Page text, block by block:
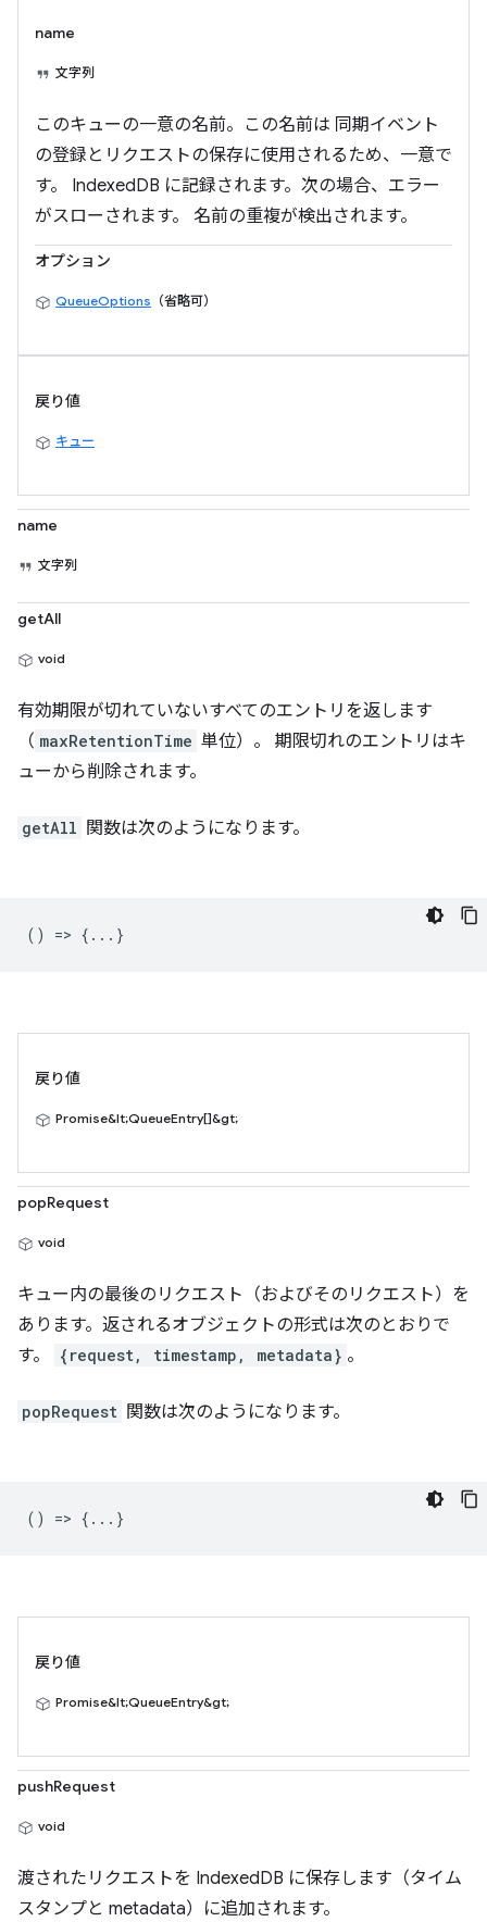
name
文字列
このキューの一意の名前。この名前は 同期イベント
の登録とリクエストの保存に使用されるため、一意で
す。 IndexedDB に記録されます。次の場合、エラー
がスローされます。 名前の重複が検出されます。
オプション
QueueOptions （省略可）
戻り値
キュー
name
文字列
getAll
void
有効期限が切れていないすべてのエントリを返します
（ maxRetentionTime 単位）。 期限切れのエントリはキ
ューから削除されます。
getAll 関数は次のようになります。
() => {...}
戻り値
Promise&lt;QueueEntry[]&gt;
popRequest
void
キュー内の最後のリクエスト（およびそのリクエスト）を
あります。返されるオブジェクトの形式は次のとおりで
す。
{request, timestamp, metadata} 。
popRequest 関数は次のようになります。
() => {...}
戻り値
Promise&lt;QueueEntry&gt;
pushRequest
void
渡されたリクエストを IndexedDB に保存します（タイム
スタンプと metadata）に追加されます。